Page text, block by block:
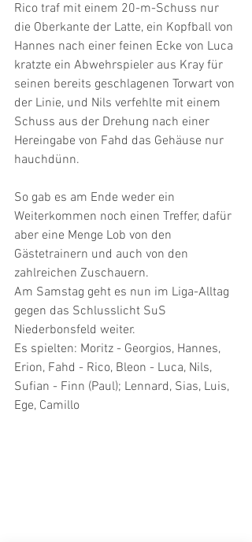
Rico traf mit einem 20-m-Schuss nur
die Oberkante der Latte, ein Kopfball von
Hannes nach einer feinen Ecke von Luca
kratzte ein Abwehrspieler aus Kray für
seinen bereits geschlagenen Torwart von
der Linie, und Nils verfehlte mit einem
Schuss aus der Drehung nach einer
Hereingabe von Fahd das Gehäuse nur
hauchdünn.
So gab es am Ende weder ein
Weiterkommen noch einen Treffer, dafür
aber eine Menge Lob von den
Gästetrainern und auch von den
zahlreichen Zuschauern.
Am Samstag geht es nun im Liga-Alltag
gegen das Schlusslicht SuS
Niederbonsfeld weiter.
Es spielten: Moritz - Georgios, Hannes,
Erion, Fahd - Rico, Bleon - Luca, Nils,
Sufian - Finn (Paul); Lennard, Sias, Luis,
Ege, Camillo